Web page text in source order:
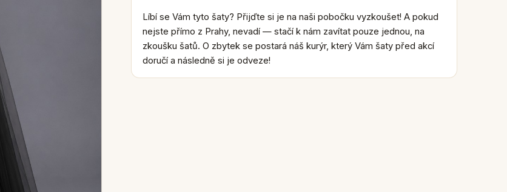
Líbí se Vám tyto šaty? Přijďte si je na naši pobočku vyzkoušet! A pokud
nejste přímo z Prahy, nevadí — stačí k nám zavítat pouze jednou, na
zkoušku šatů. O zbytek se postará náš kurýr, který Vám šaty před akcí
doručí a následně si je odveze!